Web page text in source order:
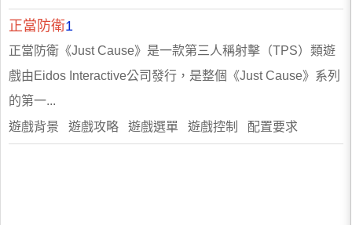
正當防衛1
正當防衛《Just Cause》是一款第三人稱射擊（TPS）類遊
戲由Eidos Interactive公司發行，是整個《Just Cause》系列
的第一...
遊戲背景 遊戲攻略 遊戲選單 遊戲控制 配置要求